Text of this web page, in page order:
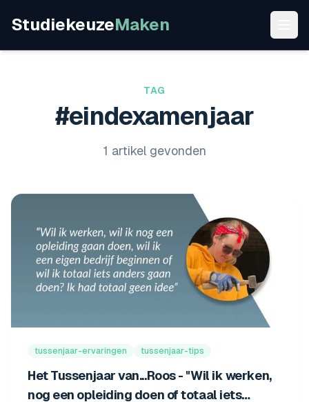
StudiekeuzeMaken
TAG
#eindexamenjaar
1 artikel gevonden
tussenjaar-ervaringen tussenjaar-tips
Het Tussenjaar van...Roos - "Wil ik werken,
nog een opleiding doen of totaal iets